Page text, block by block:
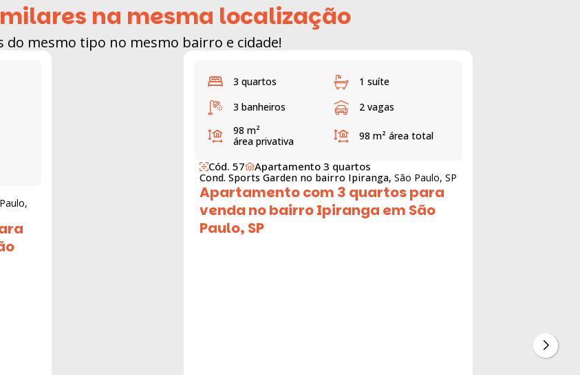
na mesma localização
do mesmo tipo no mesmo bairro e cidade!
3 quartos
1 suíte
3 banheiros
2 vagas
98 m²
área privativa
98 m² área total
Cód. 57 Apartamento 3 quartos
Cond. Sports Garden no bairro Ipiranga, São Paulo, SP
Apartamento com 3 quartos para
venda no bairro Ipiranga em São
Paulo, SP